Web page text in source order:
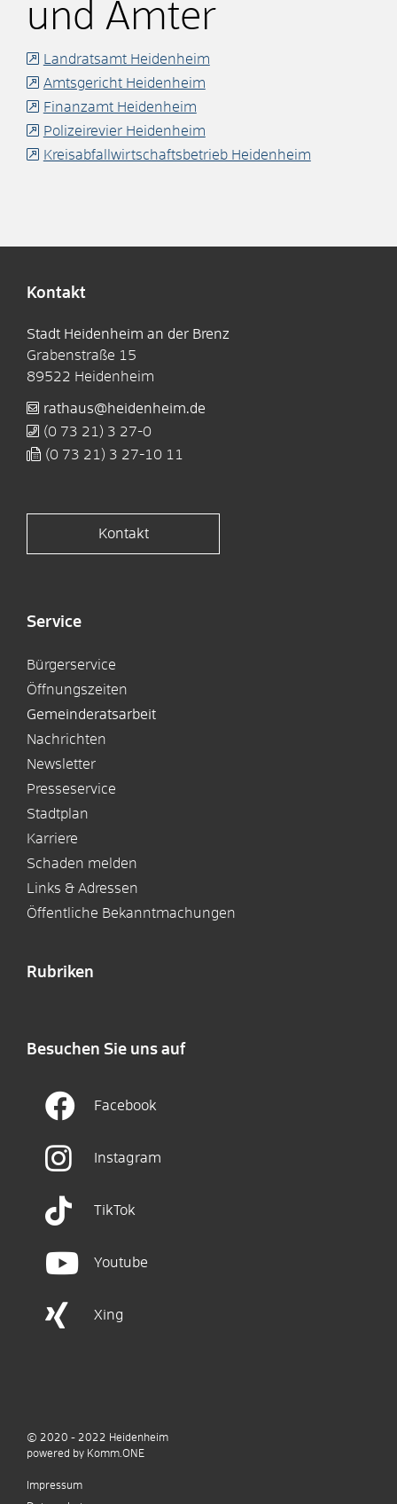
und Ämter
Landratsamt Heidenheim
Amtsgericht Heidenheim
Finanzamt Heidenheim
Polizeirevier Heidenheim
Kreisabfallwirtschaftsbetrieb Heidenheim
Kontakt
Stadt Heidenheim an der Brenz
Grabenstraße 15
89522 Heidenheim
rathaus@heidenheim.de
(0 73 21) 3 27-0
(0 73 21) 3 27-10 11
Kontakt
Service
Bürgerservice
Öffnungszeiten
Gemeinderatsarbeit
Nachrichten
Newsletter
Presseservice
Stadtplan
Karriere
Schaden melden
Links & Adressen
Öffentliche Bekanntmachungen
Rubriken
Besuchen Sie uns auf
Facebook
Instagram
TikTok
Youtube
Xing
© 2020 - 2022 Heidenheim
powered by Komm.ONE
Impressum